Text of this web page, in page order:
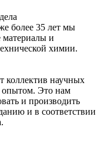
более 35 лет мы
и
химии.
коллектив научных
опытом. Это нам
и производить
и в соответствии